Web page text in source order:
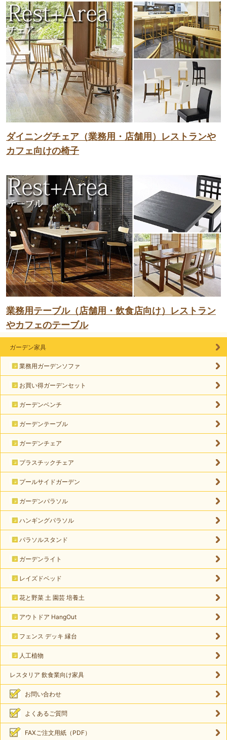
ダイニングチェア（業務用・店舗用）レストランや
カフェ向けの椅子
業務用テーブル（店舗用・飲食店向け）レストラン
やカフェのテーブル
ガーデン家具
業務用ガーデンソファ
お買い得ガーデンセット
ガーデンベンチ
ガーデンテーブル
ガーデンチェア
プラスチックチェア
プールサイドガーデン
ガーデンパラソル
ハンギングパラソル
パラソルスタンド
ガーデンライト
レイズドベッド
花と野菜 土 園芸 培養土
アウトドア HangOut
フェンス デッキ 縁台
人工植物
レスタリア 飲食業向け家具
お問い合わせ
よくあるご質問
FAXご注文用紙（PDF）